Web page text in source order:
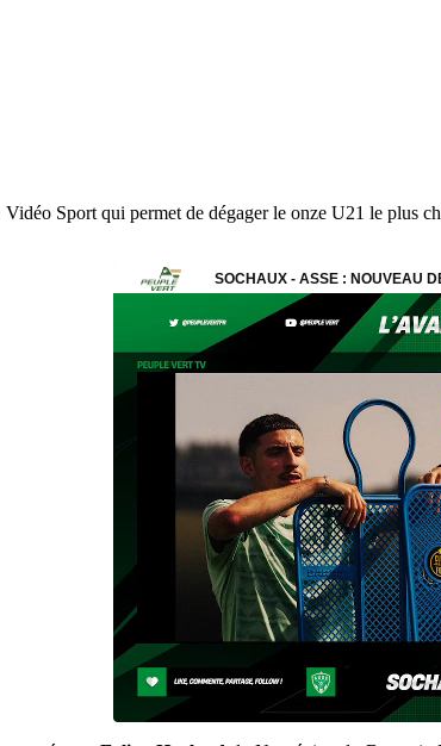
Sport qui permet de dégager le onze U21 le plus